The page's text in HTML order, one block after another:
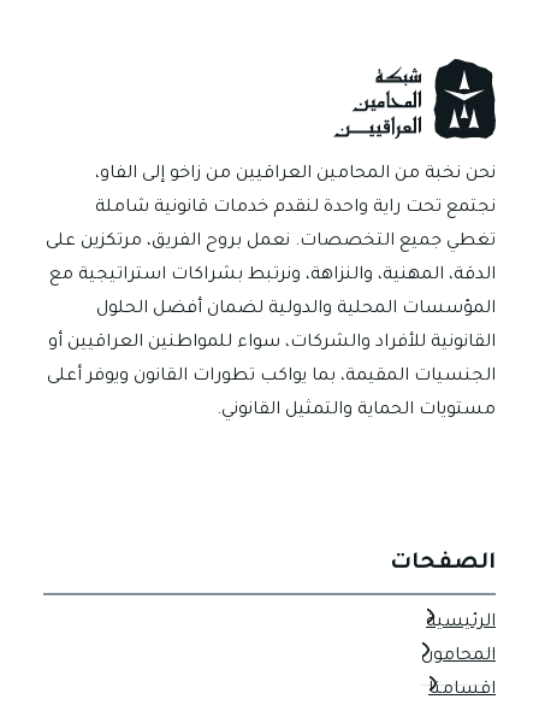
ام
انتهاك
للخصوصية
نحن نخبة من المحامين العراقيين من زاخو إلى الفاو،
نجتمع تحت راية واحدة لنقدم خدمات قانونية شاملة
تغطي جميع التخصصات. نعمل بروح الفريق، مرتكزين على
الدقة، المهنية، والنزاهة، ونرتبط بشراكات استراتيجية مع
المؤسسات المحلية والدولية لضمان أفضل الحلول
القانونية للأفراد والشركات، سواء للمواطنين العراقيين أو
الجنسيات المقيمة، بما يواكب تطورات القانون ويوفر أعلى
مستويات الحماية والتمثيل القانوني.
الصفحات
الرئيسية
المحامون
اقسامنا